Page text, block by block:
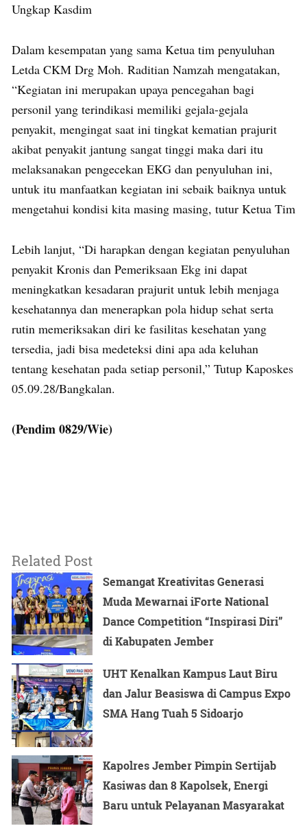
Ungkap Kasdim
Dalam kesempatan yang sama Ketua tim penyuluhan
Letda CKM Drg Moh. Raditian Namzah mengatakan,
“Kegiatan ini merupakan upaya pencegahan bagi
personil yang terindikasi memiliki gejala-gejala
penyakit, mengingat saat ini tingkat kematian prajurit
akibat penyakit jantung sangat tinggi maka dari itu
melaksanakan pengecekan EKG dan penyuluhan ini,
untuk itu manfaatkan kegiatan ini sebaik baiknya untuk
mengetahui kondisi kita masing masing, tutur Ketua Tim
Lebih lanjut, “Di harapkan dengan kegiatan penyuluhan
penyakit Kronis dan Pemeriksaan Ekg ini dapat
meningkatkan kesadaran prajurit untuk lebih menjaga
kesehatannya dan menerapkan pola hidup sehat serta
rutin memeriksakan diri ke fasilitas kesehatan yang
tersedia, jadi bisa medeteksi dini apa ada keluhan
tentang kesehatan pada setiap personil,” Tutup Kaposkes
05.09.28/Bangkalan.
(Pendim 0829/Wie)
Related Post
Semangat Kreativitas Generasi
Muda Mewarnai iForte National
Dance Competition “Inspirasi Diri”
di Kabupaten Jember
UHT Kenalkan Kampus Laut Biru
dan Jalur Beasiswa di Campus Expo
SMA Hang Tuah 5 Sidoarjo
Kapolres Jember Pimpin Sertijab
Kasiwas dan 8 Kapolsek, Energi
Baru untuk Pelayanan Masyarakat